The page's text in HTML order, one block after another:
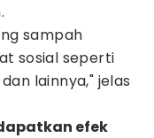
sampah
sosial seperti
lainnya," jelas
efek